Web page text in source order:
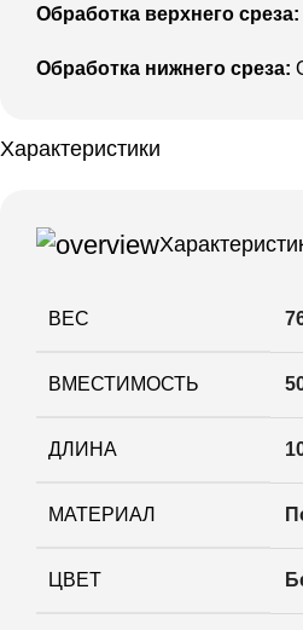
Обработка верхнего среза:
Обработка нижнего среза:
Характеристики
ВЕС
ВМЕСТИМОСТЬ
ДЛИНА
МАТЕРИАЛ
ЦВЕТ